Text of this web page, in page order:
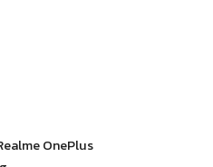
OnePlus